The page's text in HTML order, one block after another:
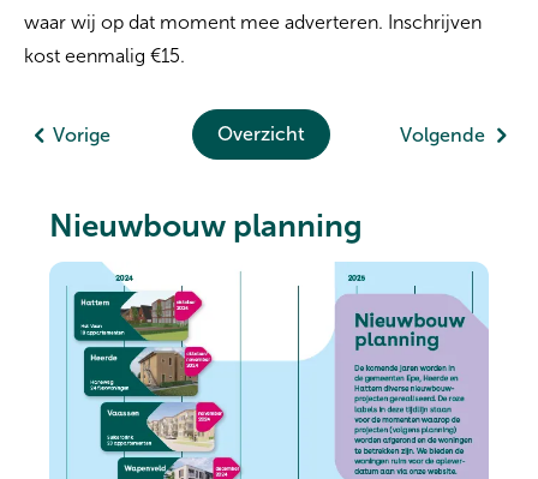
waar wij op dat moment mee adverteren. Inschrijven
kost eenmalig €15.
Volgende
Overzicht
Vorige
Nieuwbouw planning